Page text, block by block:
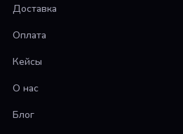
Доставка
Оплата
Кейсы
О нас
Блог